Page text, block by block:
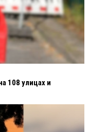
108 улицах и